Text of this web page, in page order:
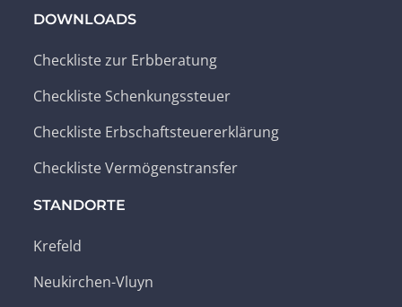
DOWNLOADS
Checkliste zur Erbberatung
Checkliste Schenkungssteuer
Checkliste Erbschaftsteuererklärung
Checkliste Vermögenstransfer
STANDORTE
Krefeld
Neukirchen-Vluyn